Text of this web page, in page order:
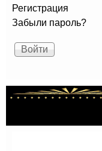
Регистрация
Забыли пароль?